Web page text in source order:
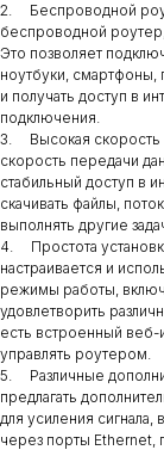
2. Беспроводной
беспроводной
Это позволяет
ноутбуки, смартфоны,
и получать доступ в
подключения.
3. Высокая скорость
скорость передачи
стабильный доступ в
скачивать файлы,
выполнять другие
4. Простота
настраивается и
режимы работы,
удовлетворить
есть встроенный
управлять роутером.
5. Различные
предлагать
для усиления
через порты Ethernet,